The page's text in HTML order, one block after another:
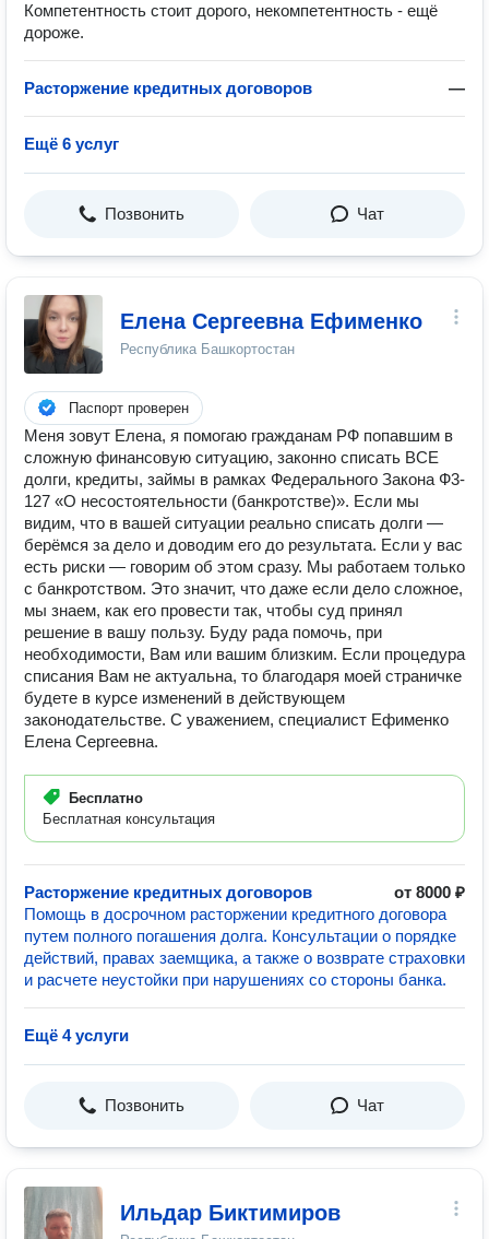
Компетентность стоит дорого, некомпетентность - ещё
дороже.
Расторжение кредитных договоров —
Ещё 6 услуг
Позвонить Чат
Елена Сергеевна Ефименко
Республика Башкортостан
Паспорт проверен
Меня зовут Елена, я помогаю гражданам РФ попавшим в
сложную финансовую ситуацию, законно списать ВСЕ
долги, кредиты, займы в рамках Федерального Закона Ф3-
127 «О несостоятельности (банкротстве)». Если мы
видим, что в вашей ситуации реально списать долги —
берёмся за дело и доводим его до результата. Если у вас
есть риски — говорим об этом сразу. Мы работаем только
с банкротством. Это значит, что даже если дело сложное,
мы знаем, как его провести так, чтобы суд принял
решение в вашу пользу. Буду рада помочь, при
необходимости, Вам или вашим близким. Если процедура
списания Вам не актуальна, то благодаря моей страничке
будете в курсе изменений в действующем
законодательстве. С уважением, специалист Ефименко
Елена Сергеевна.
Бесплатно
Бесплатная консультация
Расторжение кредитных договоров
от 8000 ₽
Помощь в досрочном расторжении кредитного договора
путем полного погашения долга. Консультации о порядке
действий, правах заемщика, а также о возврате страховки
и расчете неустойки при нарушениях со стороны банка.
Ещё 4 услуги
Позвонить Чат
Ильдар Биктимиров